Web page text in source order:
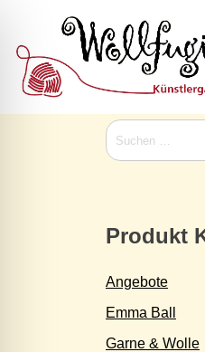
content
Suchen
nach:
Produkt
Angebote
Emma Ball
Garne & Wolle